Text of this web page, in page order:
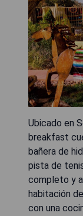
Ubicado en
breakfast
bañera de
pista de
completo y
habitación
con una